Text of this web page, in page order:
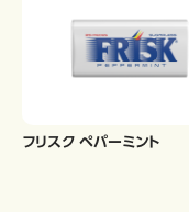
フリスク ペパーミント